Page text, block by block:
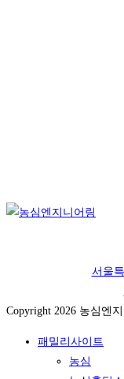
서울
Copyright 2026 농심엔
패밀리사이트
농심